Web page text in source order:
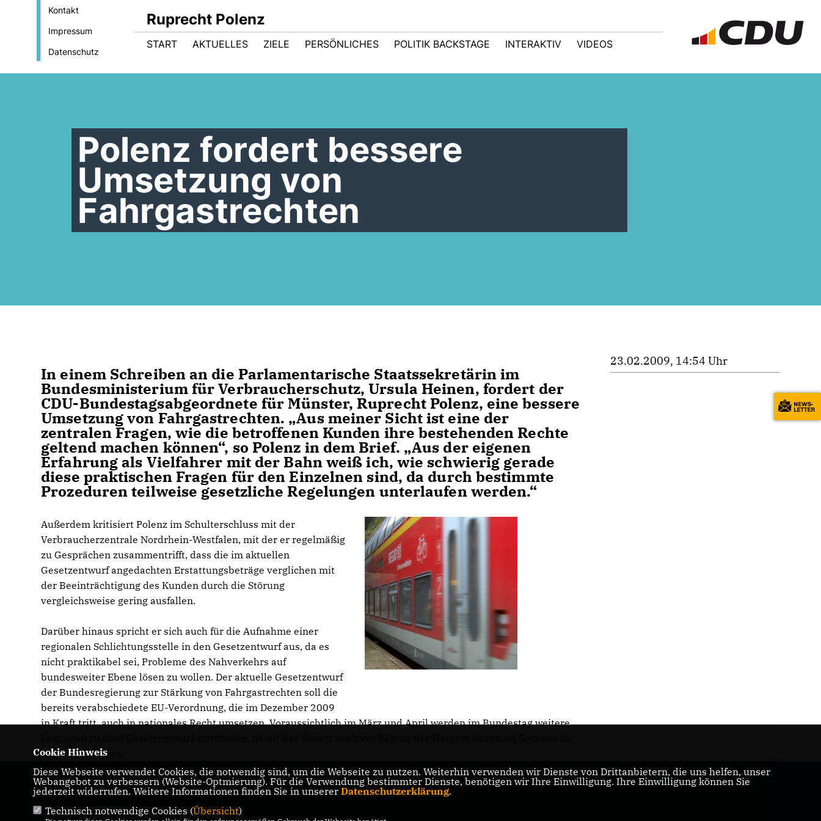
Kontakt
Impressum
Datenschutz
Ruprecht Polenz
START AKTUELLES ZIELE PERSÖNLICHES POLITIK BACKSTAGE INTERAKTIV VIDEOS
Polenz fordert bessere
Umsetzung von
Fahrgastrechten
In einem Schreiben an die Parlamentarische Staatssekretärin im
Bundesministerium für Verbraucherschutz, Ursula Heinen, fordert der
CDU-Bundestagsabgeordnete für Münster, Ruprecht Polenz, eine bessere
Umsetzung von Fahrgastrechten. „Aus meiner Sicht ist eine der
zentralen Fragen, wie die betroffenen Kunden ihre bestehenden Rechte
geltend machen können“, so Polenz in dem Brief. „Aus der eigenen
Erfahrung als Vielfahrer mit der Bahn weiß ich, wie schwierig gerade
diese praktischen Fragen für den Einzelnen sind, da durch bestimmte
Prozeduren teilweise gesetzliche Regelungen unterlaufen werden.“
Außerdem kritisiert Polenz im Schulterschluss mit der
Verbraucherzentrale Nordrhein-Westfalen, mit der er regelmäßig
zu Gesprächen zusammentrifft, dass die im aktuellen
Gesetzentwurf angedachten Erstattungsbeträge verglichen mit
der Beeinträchtigung des Kunden durch die Störung
vergleichsweise gering ausfallen.
Darüber hinaus spricht er sich auch für die Aufnahme einer
regionalen Schlichtungsstelle in den Gesetzentwurf aus, da es
nicht praktikabel sei, Probleme des Nahverkehrs auf
bundesweiter Ebene lösen zu wollen. Der aktuelle Gesetzentwurf
der Bundesregierung zur Stärkung von Fahrgastrechten soll die
bereits verabschiedete EU-Verordnung, die im Dezember 2009
in Kraft tritt, auch in nationales Recht umsetzen. Voraussichtlich im März und April werden im Bundestag weitere
Kraft treten kann.
23.02.2009, 14:54 Uhr
Ruprecht Polenz
IMPRESSUM DATENSCHUTZ
Cookie Hinweis
Diese Webseite verwendet Cookies, die notwendig sind, um die Webseite zu nutzen. Weiterhin verwenden wir Dienste von Drittanbietern, die uns helfen, unser
Webangebot zu verbessern (Website-Optmierung). Für die Verwendung bestimmter Dienste, benötigen wir Ihre Einwilligung. Ihre Einwilligung können Sie
jederzeit widerrufen. Weitere Informationen finden Sie in unserer Datenschutzerklärung.
Technisch notwendige Cookies (Übersicht)